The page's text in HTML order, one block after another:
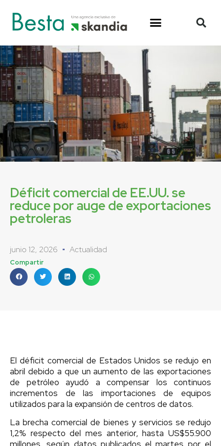
Déficit comercial de EE.UU. se
reduce por auge de exportaciones
petroleras
junio 12, 2026 Actualidad
Compartir
El déficit comercial de Estados Unidos se redujo en
abril debido a que un aumento de las exportaciones
de petróleo ayudó a compensar los continuos
incrementos de las importaciones de equipos
utilizados para la expansión de centros de datos.
La brecha comercial de bienes y servicios se redujo
1,2% respecto del mes anterior, hasta US$55.900